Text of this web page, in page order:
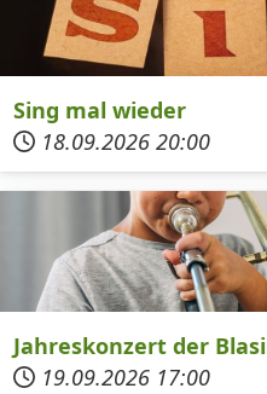
Sing mal wieder
18.09.2026 20:00
Jahreskonzert der
19.09.2026 17:00